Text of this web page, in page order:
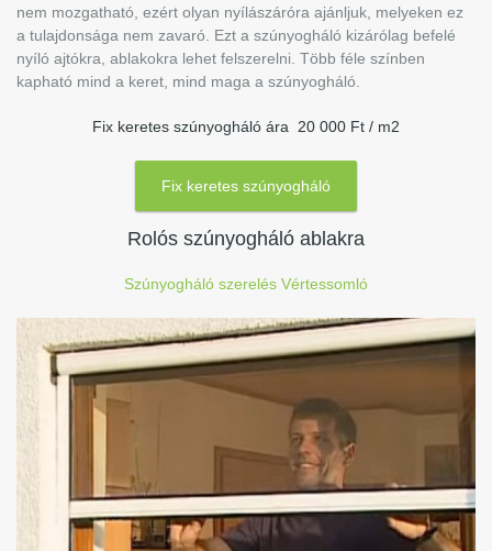
nem mozgatható, ezért olyan nyílászáróra ajánljuk, melyeken ez
a tulajdonsága nem zavaró. Ezt a szúnyogháló kizárólag befelé
nyíló ajtókra, ablakokra lehet felszerelni. Több féle színben
kapható mind a keret, mind maga a szúnyogháló.
Fix keretes szúnyogháló ára 20 000 Ft / m2
Fix keretes szúnyogháló
Rolós szúnyogháló ablakra
Szúnyogháló szerelés Vértessomló